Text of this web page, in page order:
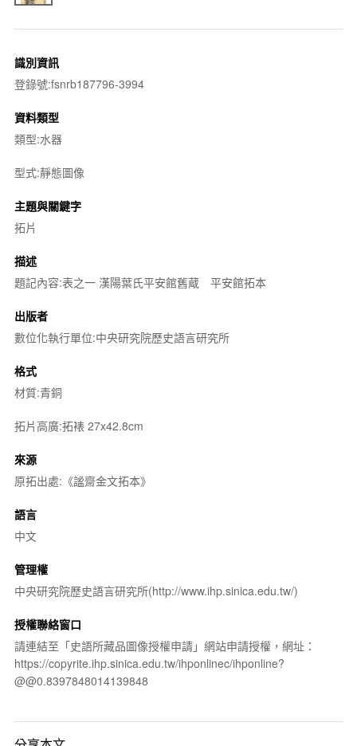
識別資訊
登錄號:fsnrb187796-3994
資料類型
類型:水器
型式:靜態圖像
主題與關鍵字
拓片
描述
題記內容:表之一 漢陽葉氏平安館舊蔵 平安館拓本
出版者
數位化執行單位:中央研究院歷史語言研究所
格式
材質:青銅
拓片高廣:拓裱 27x42.8cm
來源
原拓出處:《謐齋金文拓本》
語言
中文
管理權
中央研究院歷史語言研究所(http://www.ihp.sinica.edu.tw/)
授權聯絡窗口
請連結至「史語所藏品圖像授權申請」網站申請授權，網址：
https://copyrite.ihp.sinica.edu.tw/ihponlinec/ihponline?
@@0.8397848014139848